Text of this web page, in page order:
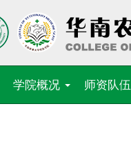
学院概况 师资队伍